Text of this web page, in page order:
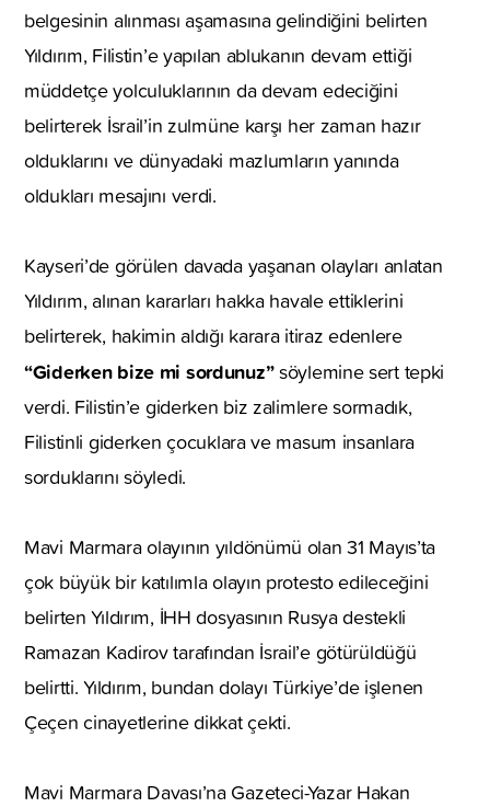
belgesinin alınması aşamasına gelindiğini belirten
Yıldırım, Filistin’e yapılan ablukanın devam ettiği
müddetçe yolculuklarının da devam edeciğini
belirterek İsrail’in zulmüne karşı her zaman hazır
olduklarını ve dünyadaki mazlumların yanında
oldukları mesajını verdi.
Kayseri’de görülen davada yaşanan olayları anlatan
Yıldırım, alınan kararları hakka havale ettiklerini
belirterek, hakimin aldığı karara itiraz edenlere
“Giderken bize mi sordunuz”söylemine sert tepki
verdi. Filistin’e giderken biz zalimlere sormadık,
Filistinli giderken çocuklara ve masum insanlara
sorduklarını söyledi.
Mavi Marmara olayının yıldönümü olan 31 Mayıs’ta
çok büyük bir katılımla olayın protesto edileceğini
belirten Yıldırım, İHH dosyasının Rusya destekli
Ramazan Kadirov tarafından İsrail’e götürüldüğü
belirtti. Yıldırım, bundan dolayı Türkiye’de işlenen
Çeçen cinayetlerine dikkat çekti.
Mavi Marmara Davası’na Gazeteci-Yazar Hakan